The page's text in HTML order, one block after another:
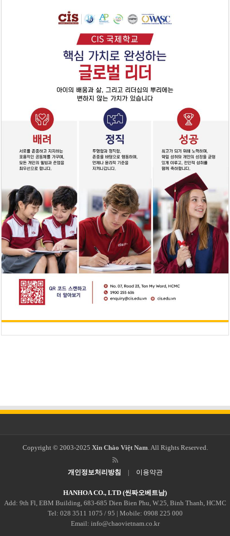
Copyright © 2003-2025 Xin Chào Việt Nam. All Rights Reserved.
개인정보처리방침 | 이용약관
HANHOA CO., LTD (씬짜오베트남)
Add: 9th Fl, EBM Building, 683-685 Dien Bien Phu, W.25, Binh Thanh, HCMC
Tel: 028 3511 1075 / 95 | Mobile: 0908 225 000
Email: info@chaovietnam.co.kr